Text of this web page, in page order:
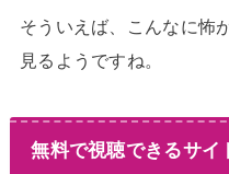
そういえば、こんなに怖
見るようですね。
無料で視聴できるサイ